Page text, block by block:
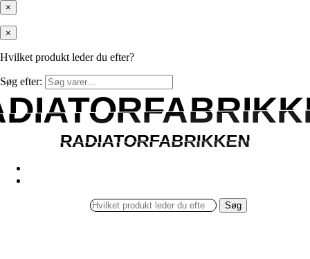
×
×
Hvilket produkt leder du efter?
Søg efter:
RADIATORFABRIKKEN
RADIATORFABRIKKEN
Søg